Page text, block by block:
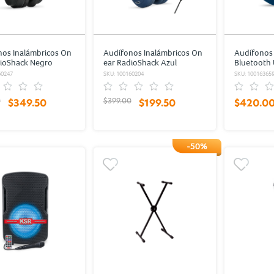
Inalámbricos On
Negro
$349.50
Audífonos Inalámbricos On
ear RadioShack Azul
SKU: 100160204
$399.00 $199.50
Audífonos
Bluetooth
Azul
SKU: 100163659
-50%